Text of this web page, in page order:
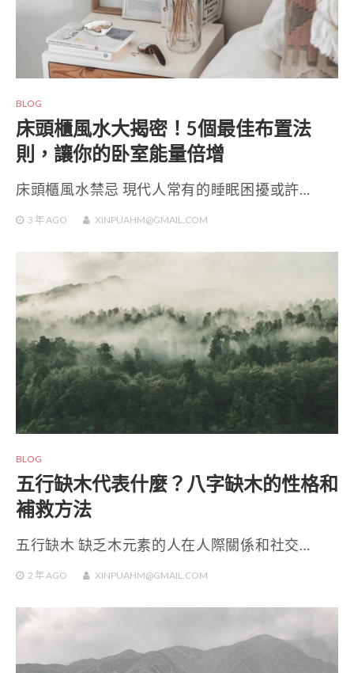
BLOG
床頭櫃風水大揭密！5個最佳布置法
則，讓你的卧室能量倍增
床頭櫃風水禁忌 現代人常有的睡眠困擾或許…
3 年AGO XINPUAHM@GMAIL.COM
BLOG
五行缺木代表什麼？八字缺木的性格和
補救方法
五行缺木 缺乏木元素的人在人際關係和社交…
2 年AGO XINPUAHM@GMAIL.COM